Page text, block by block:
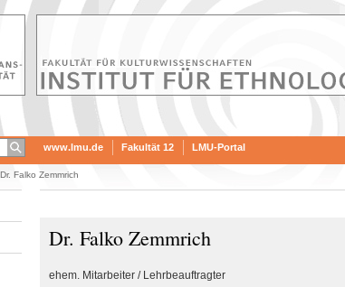
www.lmu.de Fakultät 12 LMU-Portal
Dr. Falko Zemmrich
Dr. Falko Zemmrich
ehem. Mitarbeiter / Lehrbeauftragter